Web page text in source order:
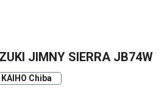
JIMNY SIERRA JB74W
KAIHO Chiba